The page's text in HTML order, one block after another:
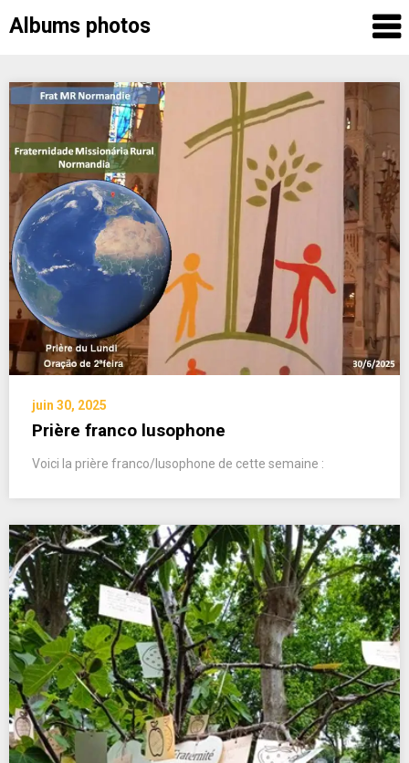
Albums photos
Skip
content
juin 30, 2025
Prière franco lusophone
Voici la prière franco/lusophone de cette semaine :